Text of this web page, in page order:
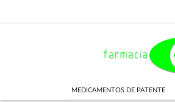
MEDICAMENTOS DE PATENTE